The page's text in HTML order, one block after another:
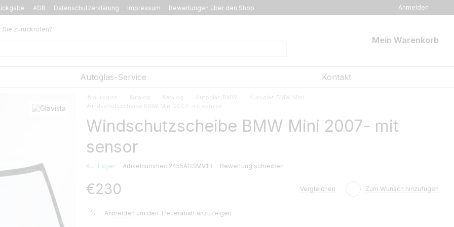
AGB Datenschutzerklärung Impressum Bewertungen über den Shop Anmelden
Sie zurückrufen?
Mein Warenkorb
Autoglas-Service Kontakt
Ihrautoglas Katalog Katalog Autoglas BMW
Autoglas BMW Mini
Windschutzscheibe BMW Mini 2007- mit sensor
Windschutzscheibe BMW Mini 2007- mit
sensor
Auf Lager Artikelnummer: 2455AGSMV1B Bewertung schreiben
€230 Vergleichen Zum Wunsch hinzufügen
% Anmelden um den Treuerabatt anzuzeigen